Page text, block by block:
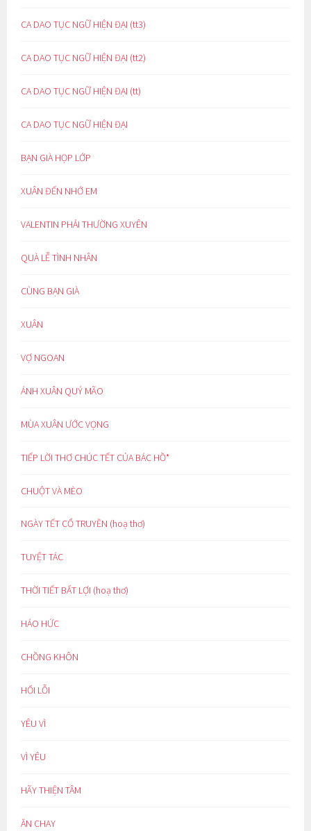
CA DAO TỤC NGỮ HIỆN ĐẠI (tt3)
CA DAO TỤC NGỮ HIỆN ĐẠI (tt2)
CA DAO TỤC NGỮ HIỆN ĐẠI (tt)
CA DAO TỤC NGỮ HIỆN ĐẠI
BẠN GIÀ HỌP LỚP
XUÂN ĐẾN NHỚ EM
VALENTIN PHẢI THƯỜNG XUYÊN
QUÀ LỄ TÌNH NHÂN
CÙNG BẠN GIÀ
XUÂN
VỢ NGOAN
ÁNH XUÂN QUÝ MÃO
MÙA XUÂN ƯỚC VỌNG
TIẾP LỜI THƠ CHÚC TẾT CỦA BÁC HỒ*
CHUỘT VÀ MÈO
NGÀY TẾT CỔ TRUYỀN (hoạ thơ)
TUYỆT TÁC
THỜI TIẾT BẤT LỢI (hoạ thơ)
HÁO HỨC
CHỒNG KHÔN
HỐI LỖI
YÊU VÌ
VÌ YÊU
HÃY THIỆN TÂM
ĂN CHAY